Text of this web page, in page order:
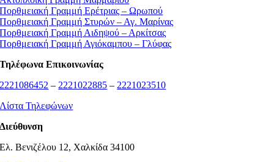
Πορθμειακή Γραμμή Ερέτριας – Ωρωπού
Πορθμειακή Γραμμή Στυρών – Αγ. Μαρίνας
Πορθμειακή Γραμμή Αιδηψού – Αρκίτσας
Πορθμειακή Γραμμή Αγιόκαμπου – Γλύφας
Τηλέφωνα Επικοινωνίας
2221086452 – 2221022885 – 2221023510
Λίστα Τηλεφώνων
Διεύθυνση
Ελ. Βενιζέλου 12, Χαλκίδα 34100